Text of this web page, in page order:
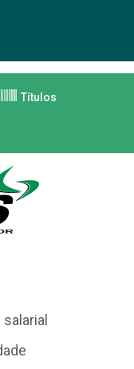
Títulos